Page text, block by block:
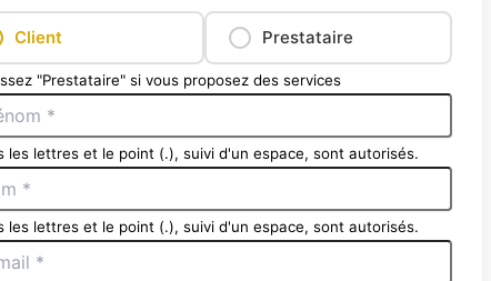
Client Prestataire
"Prestataire" si vous proposez des services
les lettres et le point (.), suivi d'un espace, sont autorisés.
les lettres et le point (.), suivi d'un espace, sont autorisés.